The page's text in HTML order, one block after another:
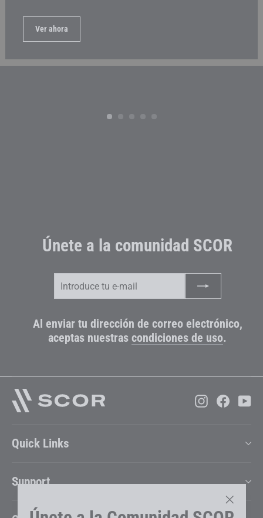
"Cerrar
Ver ahora
Únete a la comunidad SCOR
Al enviar tu dirección de correo electrónico,
aceptas nuestras condiciones de uso.
Instagram
Quick Links
Support